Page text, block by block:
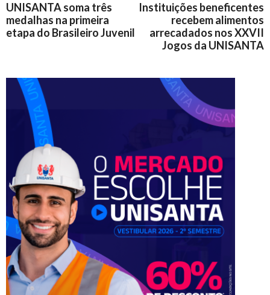
UNISANTA soma três
medalhas na primeira
etapa do Brasileiro Juvenil
Instituições beneficentes
recebem alimentos
arrecadados nos XXVII
Jogos da UNISANTA